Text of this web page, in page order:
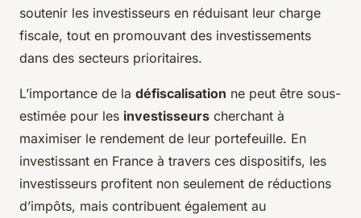
soutenir les investisseurs en réduisant leur charge
fiscale, tout en promouvant des investissements
dans des secteurs prioritaires.
L’importance de la défiscalisation ne peut être sous-
estimée pour les investisseurs cherchant à
maximiser le rendement de leur portefeuille. En
investissant en France à travers ces dispositifs, les
investisseurs profitent non seulement de réductions
d’impôts, mais contribuent également au